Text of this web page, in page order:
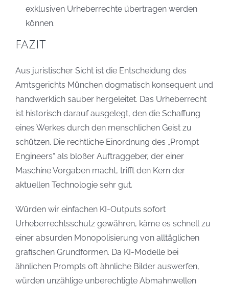
exklusiven Urheberrechte übertragen werden
können.
FAZIT
Aus juristischer Sicht ist die Entscheidung des
Amtsgerichts München dogmatisch konsequent und
handwerklich sauber hergeleitet. Das Urheberrecht
ist historisch darauf ausgelegt, den die Schaffung
eines Werkes durch den menschlichen Geist zu
schützen. Die rechtliche Einordnung des „Prompt
Engineers“ als bloßer Auftraggeber, der einer
Maschine Vorgaben macht, trifft den Kern der
aktuellen Technologie sehr gut.
Würden wir einfachen KI-Outputs sofort
Urheberrechtsschutz gewähren, käme es schnell zu
einer absurden Monopolisierung von alltäglichen
grafischen Grundformen. Da KI-Modelle bei
ähnlichen Prompts oft ähnliche Bilder auswerfen,
würden unzählige unberechtigte Abmahnwellen